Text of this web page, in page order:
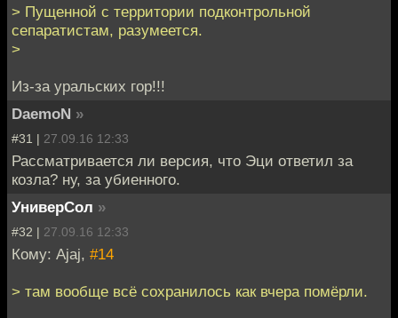
> Пущенной с территории подконтрольной
сепаратистам, разумеется.
>
Из-за уральских гор!!!
DaemoN »
#31 | 27.09.16 12:33
Рассматривается ли версия, что Эци ответил за
козла? ну, за убиенного.
УниверСол »
#32 | 27.09.16 12:33
Кому: Ajaj, #14
> там вообще всё сохранилось как вчера помёрли.